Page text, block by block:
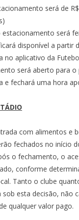
será de
estacionamento será
disponível a partir
no aplicativo da
será aberto para o
e fechará uma hora
com alimentos e
fechados no início
o fechamento, o
conforme
Tanto o clube
sob esta decisão, não
qualquer valor pago.